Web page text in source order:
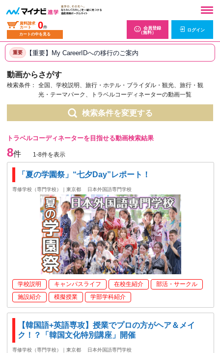
資料請求
カート
0件
カートの中を見る
会員登録
（無料）
ログイン
重要 【重要】My CareerIDへの移行のご案内
動画からさがす
検索条件：
全国、学校説明、旅行・ホテル・ブライダル・観光、旅行・観
光・テーマパーク、トラベルコーディネーターの動画一覧
検索条件を変更する
トラベルコーディネーターを目指せる動画検索結果
8件 1-8件を表示
「夏の学園祭」“七夕Day”レポート！
専修学校（専門学校）｜東京都 日本外国語専門学校
学校説明 キャンパスライフ 在校生紹介
部活・サークル
施設紹介
模擬授業 学部学科紹介
【韓国語+英語専攻】授業でプロの方がヘア＆メイ
ク！？「韓国文化特別講座」開催
専修学校（専門学校）｜東京都 日本外国語専門学校